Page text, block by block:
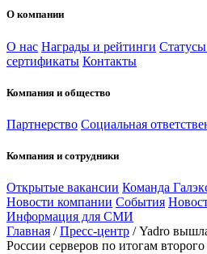
О компании
О нас Награды и рейтинги
сертификаты Контакты
Компания и общество
Партнерство Социальная
Компания и сотрудники
Открытые вакансии Команда
Новости компании События
Информация для СМИ
Главная / Пресс-центр / Yadro
России серверов по итогам второго